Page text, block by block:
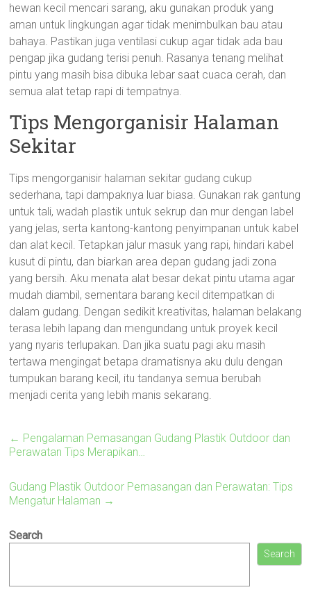
hewan kecil mencari sarang, aku gunakan produk yang
aman untuk lingkungan agar tidak menimbulkan bau atau
bahaya. Pastikan juga ventilasi cukup agar tidak ada bau
pengap jika gudang terisi penuh. Rasanya tenang melihat
pintu yang masih bisa dibuka lebar saat cuaca cerah, dan
semua alat tetap rapi di tempatnya.
Tips Mengorganisir Halaman
Sekitar
Tips mengorganisir halaman sekitar gudang cukup
sederhana, tapi dampaknya luar biasa. Gunakan rak gantung
untuk tali, wadah plastik untuk sekrup dan mur dengan label
yang jelas, serta kantong-kantong penyimpanan untuk kabel
dan alat kecil. Tetapkan jalur masuk yang rapi, hindari kabel
kusut di pintu, dan biarkan area depan gudang jadi zona
yang bersih. Aku menata alat besar dekat pintu utama agar
mudah diambil, sementara barang kecil ditempatkan di
dalam gudang. Dengan sedikit kreativitas, halaman belakang
terasa lebih lapang dan mengundang untuk proyek kecil
yang nyaris terlupakan. Dan jika suatu pagi aku masih
tertawa mengingat betapa dramatisnya aku dulu dengan
tumpukan barang kecil, itu tandanya semua berubah
menjadi cerita yang lebih manis sekarang.
← Pengalaman Pemasangan Gudang Plastik Outdoor dan
Perawatan Tips Merapikan…
Gudang Plastik Outdoor Pemasangan dan Perawatan: Tips
Mengatur Halaman →
Search
Search